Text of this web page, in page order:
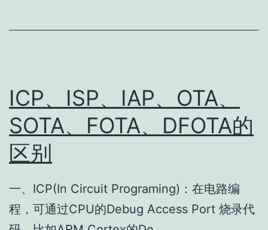
ICP、ISP、IAP、OTA、
SOTA、FOTA、DFOTA的
区别
一、ICP(In Circuit Programing)：在电路编
程，可通过CPU的Debug Access Port 烧录代